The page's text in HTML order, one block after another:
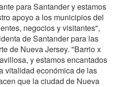
para Santander y estamos
apoyo a los municipios del
negocios y visitantes",
de Santander para las
de Nueva Jersey. "Barrio x
y estamos encantados
vitalidad económica de las
que la ciudad de Nueva